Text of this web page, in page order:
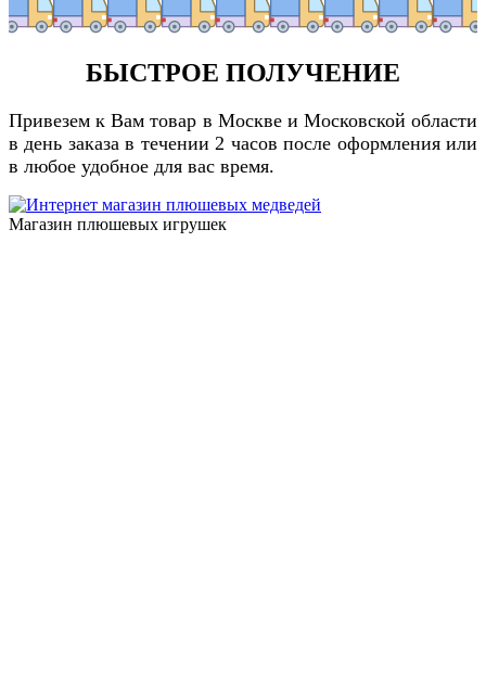
БЫСТРОЕ ПОЛУЧЕНИЕ
Привезем к Вам товар в Москве и Московской области
в день заказа в течении 2 часов после оформления или
в любое удобное для вас время.
Магазин плюшевых игрушек